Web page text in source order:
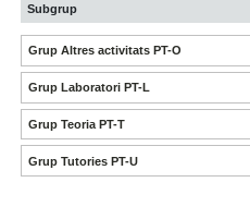
Subgrup
Grup Altres activitats PT-O
Grup Laboratori PT-L
Grup Teoria PT-T
Grup Tutories PT-U